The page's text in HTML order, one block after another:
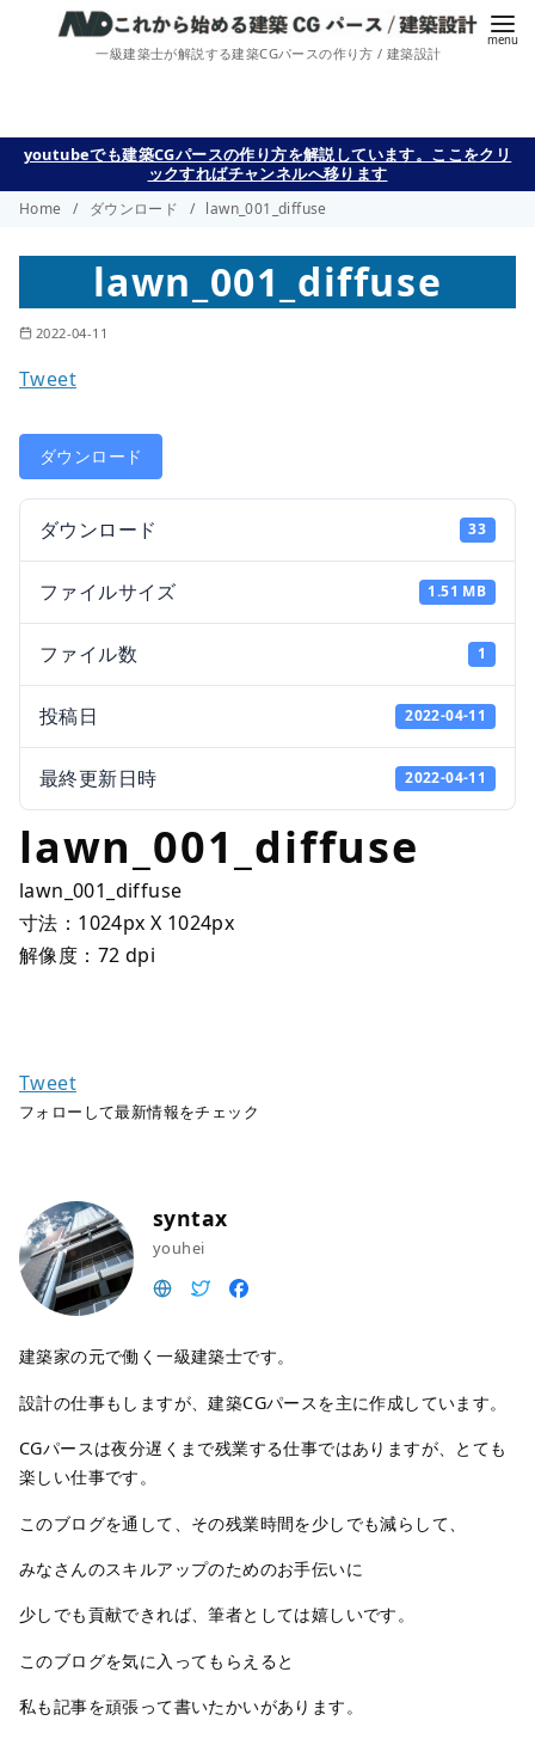
一級建築士が解説する建築CGパースの作り方 / 建築設計
youtubeでも建築CGパースの作り方を解説しています。ここをクリ
ックすればチャンネルへ移ります
Home ダウンロード lawn_001_diffuse
lawn_001_diffuse
2022-04-11
Tweet
ダウンロード
ダウンロード 33
ファイルサイズ 1.51 MB
ファイル数 1
投稿日 2022-04-11
最終更新日時 2022-04-11
lawn_001_diffuse
lawn_001_diffuse
寸法：1024px X 1024px
解像度：72 dpi
Tweet
フォローして最新情報をチェック
syntax
youhei
建築家の元で働く一級建築士です。
設計の仕事もしますが、建築CGパースを主に作成しています。
CGパースは夜分遅くまで残業する仕事ではありますが、とても
楽しい仕事です。
このブログを通して、その残業時間を少しでも減らして、
みなさんのスキルアップのためのお手伝いに
少しでも貢献できれば、筆者としては嬉しいです。
このブログを気に入ってもらえると
私も記事を頑張って書いたかいがあります。